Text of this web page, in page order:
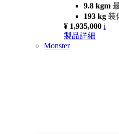
9.8 kgm
193 kg 装
¥ 1,935,000 i
製品詳細
Monster